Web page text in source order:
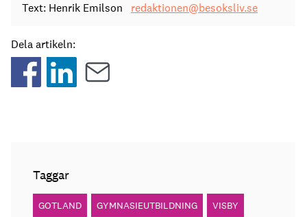
Text: Henrik Emilson redaktionen@besoksliv.se
Dela artikeln:
Taggar
GOTLAND GYMNASIEUTBILDNING VISBY